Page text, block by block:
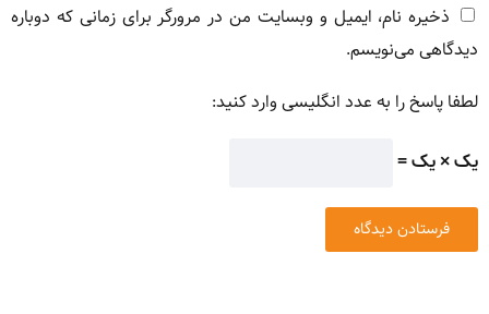
ذخیره نام، ایمیل و وبسایت من در مرورگر برای زمانی که دوباره
دیدگاهی می‌نویسم.
لطفا پاسخ را به عدد انگلیسی وارد کنید:
یک × یک =